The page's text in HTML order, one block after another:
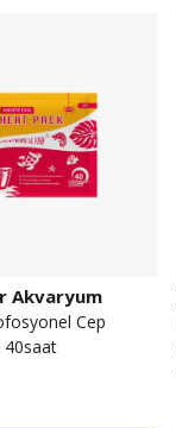
Akvaryum
Cep
40saat